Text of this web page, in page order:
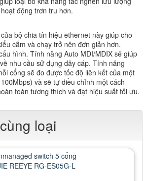
động trơn tru hơn.
bộ chia tín hiệu ethernet này giúp cho
cắm và chạy trở nên đơn giản hơn.
hình. Tính năng Auto MDI/MDIX sẽ giúp
nhu cầu sử dụng dây cáp. Tính năng
cổng sẽ đo được tốc độ liên kết của một
và sẽ tự điều chỉnh một cách
toàn tương thích và đạt hiệu suất tối ưu.
loại